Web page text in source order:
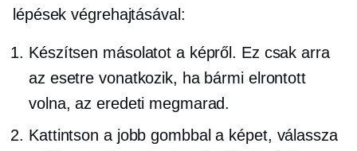
lépések végrehajtásával:
Készítsen másolatot a képről. Ez csak arra
az esetre vonatkozik, ha bármi elrontott
volna, az eredeti megmarad.
Kattintson a jobb gombbal a képet, válassza